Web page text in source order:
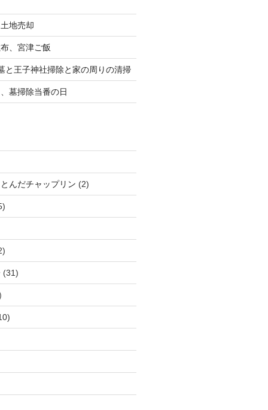
地売却
、宮津ご飯
と王子神社掃除と家の周りの清掃
墓掃除当番の日
んだチャップリン (2)
(31)